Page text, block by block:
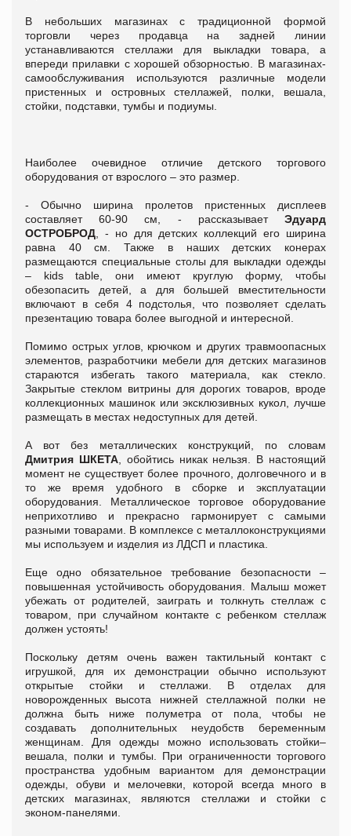
В небольших магазинах с традиционной формой
торговли через продавца на задней линии
устанавливаются стеллажи для выкладки товара, а
впереди прилавки с хорошей обзорностью. В магазинах-
самообслуживания используются различные модели
пристенных и островных стеллажей, полки, вешала,
стойки, подставки, тумбы и подиумы.
Наиболее очевидное отличие детского торгового
оборудования от взрослого – это размер.
- Обычно ширина пролетов пристенных дисплеев
составляет 60-90 см, - рассказывает Эдуард
ОСТРОБРОД , - но для детских коллекций его ширина
равна 40 см. Также в наших детских конерах
размещаются специальные столы для выкладки одежды
– kids table, они имеют круглую форму, чтобы
обезопасить детей, а для большей вместительности
включают в себя 4 подстолья, что позволяет сделать
презентацию товара более выгодной и интересной.
Помимо острых углов, крючком и других травмоопасных
элементов, разработчики мебели для детских магазинов
стараются избегать такого материала, как стекло.
Закрытые стеклом витрины для дорогих товаров, вроде
коллекционных машинок или эксклюзивных кукол, лучше
размещать в местах недоступных для детей.
А вот без металлических конструкций, по словам
Дмитрия ШКЕТА, обойтись никак нельзя. В настоящий
момент не существует более прочного, долговечного и в
то же время удобного в сборке и эксплуатации
оборудования. Металлическое торговое оборудование
неприхотливо и прекрасно гармонирует с самыми
разными товарами. В комплексе с металлоконструкциями
мы используем и изделия из ЛДСП и пластика.
Еще одно обязательное требование безопасности –
повышенная устойчивость оборудования. Малыш может
убежать от родителей, заиграть и толкнуть стеллаж с
товаром, при случайном контакте с ребенком стеллаж
должен устоять!
Поскольку детям очень важен тактильный контакт с
игрушкой, для их демонстрации обычно используют
открытые стойки и стеллажи. В отделах для
новорожденных высота нижней стеллажной полки не
должна быть ниже полуметра от пола, чтобы не
создавать дополнительных неудобств беременным
женщинам. Для одежды можно использовать стойки–
вешала, полки и тумбы. При ограниченности торгового
пространства удобным вариантом для демонстрации
одежды, обуви и мелочевки, которой всегда много в
детских магазинах, являются стеллажи и стойки с
эконом-панелями.